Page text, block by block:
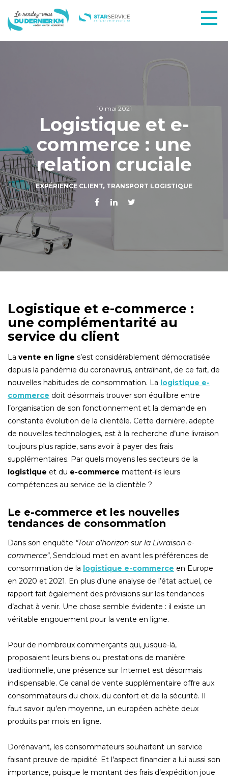
10 mai 2021
Logistique et e-
commerce : une
relation cruciale
EXPÉRIENCE CLIENT, TRANSPORT LOGISTIQUE
Logistique et e-commerce :
une complémentarité au
service du client
La vente en ligne s’est considérablement démocratisée
depuis la pandémie du coronavirus, entraînant, de ce fait, de
nouvelles habitudes de consommation. La logistique e-
commerce doit désormais trouver son équilibre entre
l’organisation de son fonctionnement et la demande en
constante évolution de la clientèle. Cette dernière, adepte
de nouvelles technologies, est à la recherche d’une livraison
toujours plus rapide, sans avoir à payer des frais
supplémentaires. Par quels moyens les secteurs de la
logistique et du e-commerce mettent-ils leurs
compétences au service de la clientèle ?
Le e-commerce et les nouvelles
tendances de consommation
Dans son enquête “Tour d’horizon sur la Livraison e-
commerce”, Sendcloud met en avant les préférences de
consommation de la logistique e-commerce en Europe
en 2020 et 2021. En plus d’une analyse de l’état actuel, ce
rapport fait également des prévisions sur les tendances
d’achat à venir. Une chose semble évidente : il existe un
véritable engouement pour la vente en ligne.
Pour de nombreux commerçants qui, jusque-là,
proposaient leurs biens ou prestations de manière
traditionnelle, une présence sur Internet est désormais
indispensable. Ce canal de vente supplémentaire offre aux
consommateurs du choix, du confort et de la sécurité. Il
faut savoir qu’en moyenne, un européen achète deux
produits par mois en ligne.
Dorénavant, les consommateurs souhaitent un service
faisant preuve de rapidité. Et l’aspect financier a lui aussi son
importance, puisque le montant des frais d’expédition joue